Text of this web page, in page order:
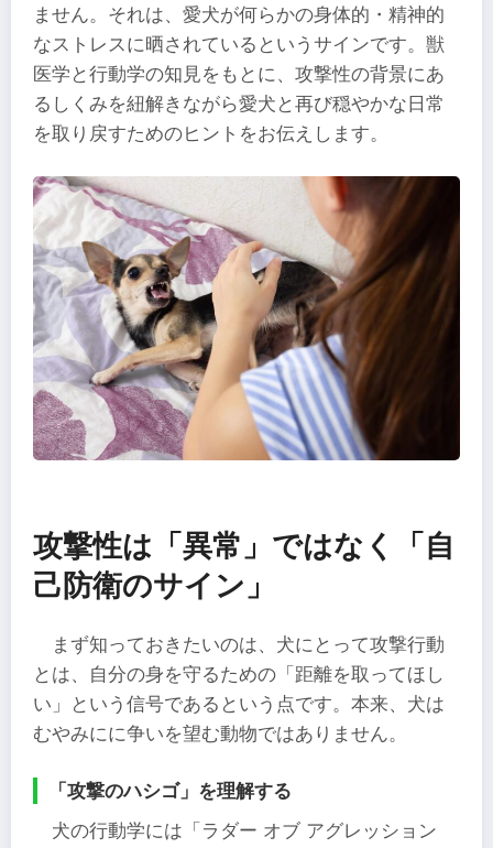
ません。それは、愛犬が何らかの身体的・精神的
なストレスに晒されているというサインです。獣
医学と行動学の知見をもとに、攻撃性の背景にあ
るしくみを紐解きながら愛犬と再び穏やかな日常
を取り戻すためのヒントをお伝えします。
攻撃性は「異常」ではなく「自
己防衛のサイン」
まず知っておきたいのは、犬にとって攻撃行動
とは、自分の身を守るための「距離を取ってほし
い」という信号であるという点です。本来、犬は
むやみにに争いを望む動物ではありません。
「攻撃のハシゴ」を理解する
犬の行動学には「ラダー オブ アグレッション